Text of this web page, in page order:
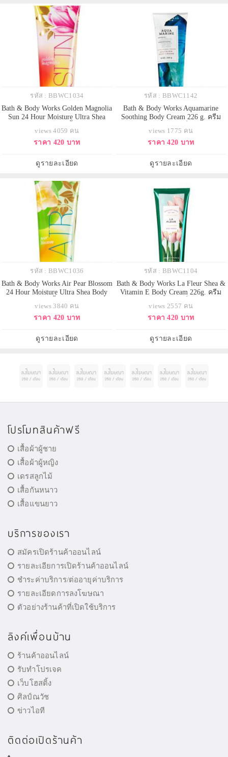
รหัส : BBWC1034
Bath & Body Works Golden Magnolia
Sun 24 Hour Moisture Ultra Shea
กลิ่นหอมติดผิวกายนานตลอดวัน
กลิ่นดอกไม้แมคโนเลียผสมกับแอปริ
views 4059 คน
ราคา 420 บาท
ดูรายละเอียด
รหัส : BBWC1142
Bath & Body Works Aquamarine
Soothing Body Cream 226 g. ครีม
นาน ด้วยกลิ่นหอมเย็นสดชื่น ของ
กลิ่นมิ้นท์ เย็นสบาย สูดกลิ่นหอม
สดชื่นผ่อนคลายค่ะ
views 1775 คน
ราคา 420 บาท
ดูรายละเอียด
รหัส : BBWC1036
Bath & Body Works Air Pear Blossom
24 Hour Moisture Ultra Shea Body
หอมติดผิวกายนานตลอดวัน กลิ่นลูก
แพร์ผสมกลิ่นส้ม กลิ่นหอมสดชื่นคะ
views 3840 คน
ราคา 420 บาท
ดูรายละเอียด
รหัส : BBWC1104
Bath & Body Works La Fleur Shea &
Vitamin E Body Cream 226g. ครีม
นาน ด้วยกลิ่นหอมของหมู่มวล
ดอกไม้ที่หอมอบอวลด้วยกลิ่นของทิว
อ่อนหวานค่ะ
views 2557 คน
ราคา 420 บาท
ดูรายละเอียด
โปรโมทสินค้าฟรี
เสื้อผ้าผู้ชาย
เสื้อผ้าผู้หญิง
เดรสลูกไม้
เสื้อกันหนาว
เสื้อแขนยาว
บริการของเรา
สมัครเปิดร้านค้าออนไลน์
รายละเอียการเปิดร้านค้าออนไลน์
ชำระค่าบริการ/ต่ออายุค่าบริการ
รายละเอียดการลงโฆษณา
ตัวอย่างร้านค้าที่เปิดใช้บริการ
ลิงค์เพื่อนบ้าน
ร้านค้าออนไลน์
รับทำโปรเจค
เว็บโฮสติ้ง
ศิลป์ณวัช
ข่าวไอที
ติดต่อเปิดร้านค้า